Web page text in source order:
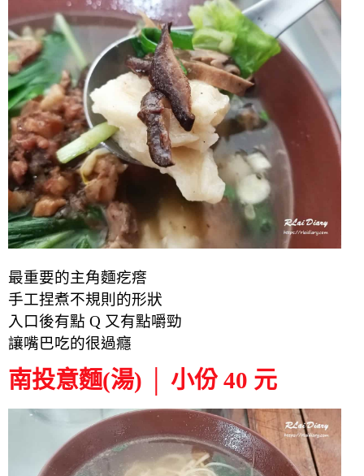
最重要的主角麵疙瘩
手工捏煮不規則的形狀
入口後有點 Q 又有點嚼勁
讓嘴巴吃的很過癮
南投意麵(湯) │ 小份 40 元